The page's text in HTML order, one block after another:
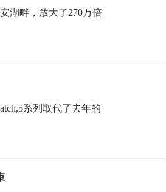
湖畔，放大了270万倍
系列取代了去年的